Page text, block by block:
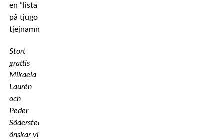
en ”lista
på tjugo
tjejnamn”.
Stort
grattis
Mikaela
Laurén
och
Peder
Södersteen
önskar vi